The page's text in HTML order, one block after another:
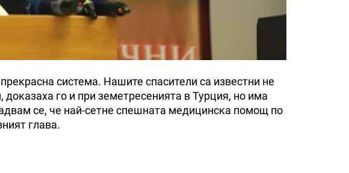
система. Нашите спасители са известни не
го и при земетресенията в Турция, но има
се, че най-сетне спешната медицинска помощ по
глава.